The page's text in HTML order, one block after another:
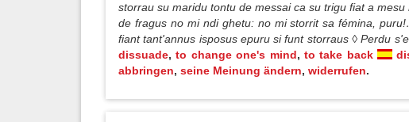
storrau su maridu tontu de messai ca su trigu fiat a
de fragus no mi ndi ghetu: no mi storrit sa fémina,
fiant tant'annus isposus epuru si funt storraus ◊ Perdu
dissuade, to change one's mind, to take back
abbringen, seine Meinung ändern, widerrufen.